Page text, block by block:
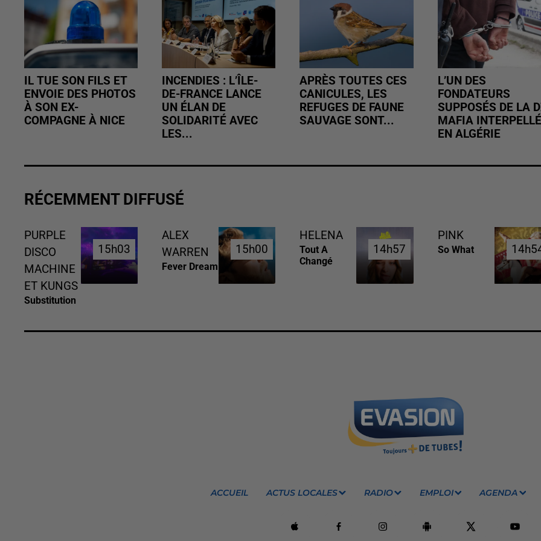
IL TUE SON FILS ET
ENVOIE DES PHOTOS
À SON EX-
COMPAGNE À NICE
INCENDIES : L’ÎLE-
DE-FRANCE LANCE
UN ÉLAN DE
SOLIDARITÉ AVEC
LES...
APRÈS TOUTES CES
CANICULES, LES
REFUGES DE FAUNE
SAUVAGE SONT...
L’UN DES
FONDATEURS
SUPPOSÉS DE LA
MAFIA INTERPELLÉ
EN ALGÉRIE
RÉCEMMENT DIFFUSÉ
PURPLE
DISCO
MACHINE
ET KUNGS
Substitution
15h03
15h03
ALEX
WARREN
Fever Dream
15h00
15h00
HELENA
Tout A
Changé
14h57
14h57
PINK
So What
ACCUEIL ACTUS LOCALES RADIO EMPLOI AGENDA